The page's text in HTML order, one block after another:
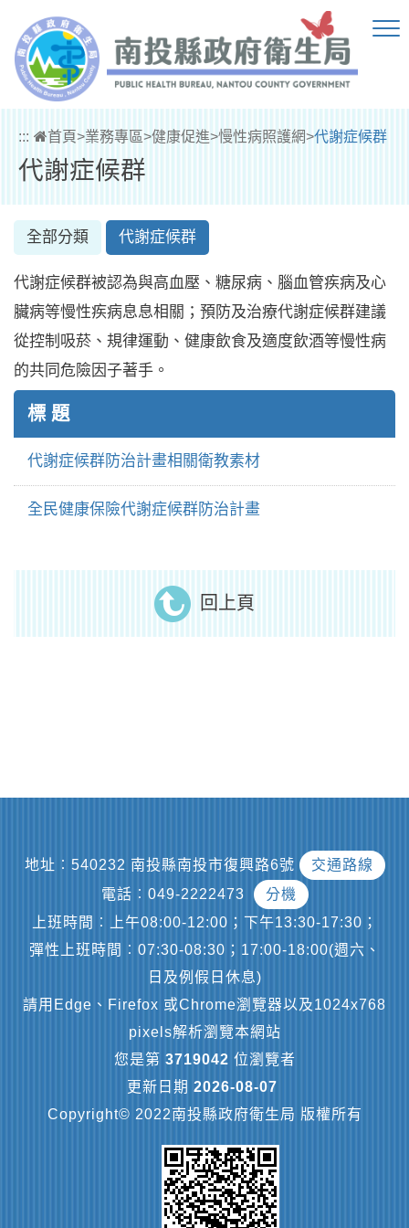
::: 首頁>業務專區>健康促進>慢性病照護網>代謝症候群
代謝症候群
全部分類 代謝症候群
代謝症候群被認為與高血壓、糖尿病、腦血管疾病及心
臟病等慢性疾病息息相關；預防及治療代謝症候群建議
從控制吸菸、規律運動、健康飲食及適度飲酒等慢性病
的共同危險因子著手。
標 題
代謝症候群防治計畫相關衛教素材
全民健康保險代謝症候群防治計畫
回上頁
地址︰540232 南投縣南投市復興路6號
交通路線
電話︰049-2222473
分機
上班時間︰上午08:00-12:00；下午13:30-17:30；
彈性上班時間︰07:30-08:30；17:00-18:00(週六、
日及例假日休息)
請用Edge、Firefox 或Chrome瀏覽器以及1024x768
pixels解析瀏覽本網站
您是第 3719042 位瀏覽者
更新日期 2026-08-07
Copyright© 2022南投縣政府衛生局 版權所有